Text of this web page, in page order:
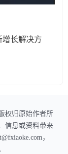
长解决方
权归原始作者所
信息或资料带来
，